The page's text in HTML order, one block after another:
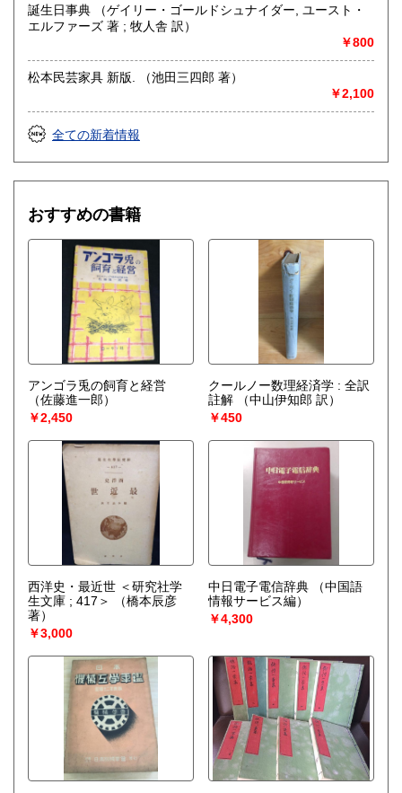
◆福岡近郊はもちろん、大量の場合は九州一円・山口まで出
向きます。
哲学宗教、歴史、社会科学、自然科学、美術工芸、外国文
学、サブカルチャー
アイドル・芸能誌
誕生日事典 （ゲイリー・ゴールドシュナイダー, ユースト・
エルファーズ 著 ; 牧人舎 訳）
￥800
松本民芸家具 新版. （池田三四郎 著）
￥2,100
全ての新着情報
おすすめの書籍
アンゴラ兎の飼育と経営
（佐藤進一郎）
￥2,450
クールノー数理経済学 : 全訳
註解
（中山伊知郎 訳）
￥450
西洋史・最近世 ＜研究社学
生文庫 ; 417＞
（橋本辰彦
著）
￥3,000
中日電子電信辞典
（中国語
情報サービス編）
￥4,300